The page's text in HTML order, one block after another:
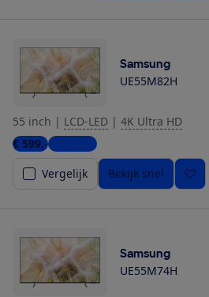
Samsung
UE55M82H
55 inch | LCD-LED | 4K Ultra HD
€ 599,-4 winkels
Vergelijk
Bekijk snel
Samsung
UE55M74H